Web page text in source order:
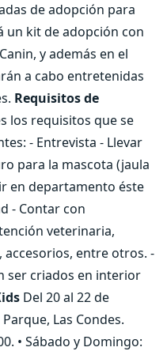
de adopción para
un kit de adopción con
y además en el
a cabo entretenidas
Requisitos de
los requisitos que se
- Entrevista - Llevar
para la mascota (jaula
en departamento éste
- Contar con
veterinaria,
entre otros. -
ser criados en interior
Del 20 al 22 de
Las Condes.
• Sábado y Domingo: